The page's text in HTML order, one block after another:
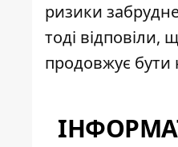
ризики
тоді
продовжує бути